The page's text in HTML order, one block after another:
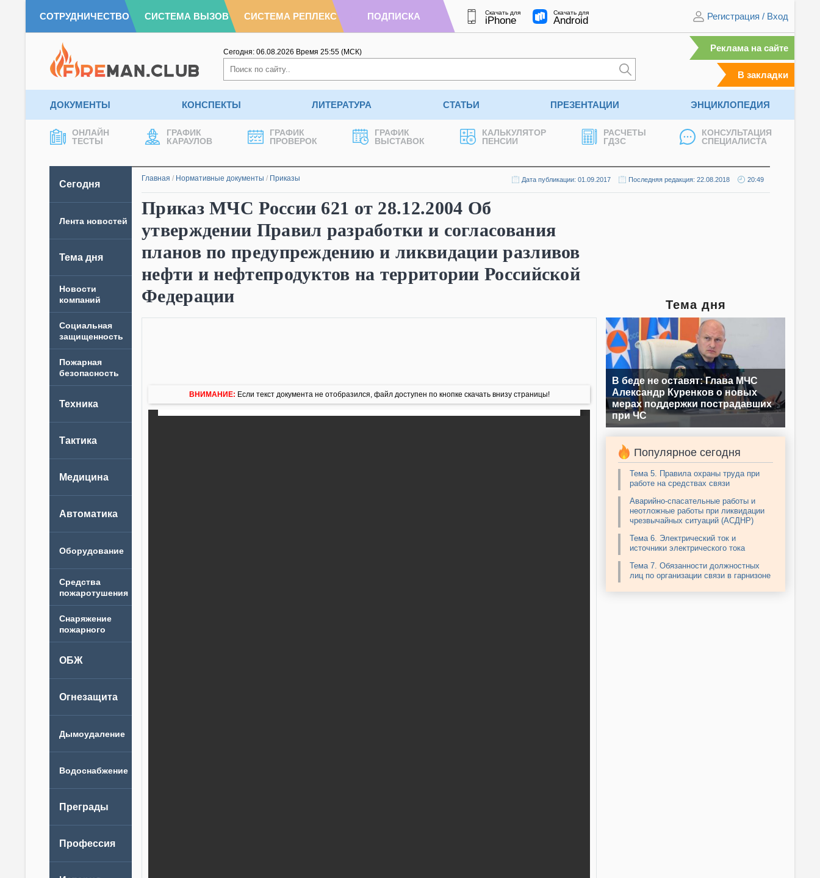
СОТРУДНИЧЕСТВО СИСТЕМА ВЫЗОВ СИСТЕМА РЕПЛЕКС ПОДПИСКА Скачать для
iPhone
Скачать для
Android Регистрация / Вход
Сегодня: 06.08.2026 Время 25:55 (МСК) Реклама на сайте
В закладки
ДОКУМЕНТЫ КОНСПЕКТЫ ЛИТЕРАТУРА СТАТЬИ ПРЕЗЕНТАЦИИ ЭНЦИКЛОПЕДИЯ
ОНЛАЙН
ТЕСТЫ
ГРАФИК
КАРАУЛОВ
ГРАФИК
ПРОВЕРОК
ГРАФИК
ВЫСТАВОК
КАЛЬКУЛЯТОР
ПЕНСИИ
РАСЧЕТЫ
ГДЗС
КОНСУЛЬТАЦИЯ
СПЕЦИАЛИСТА
Сегодня
Лента новостей
Тема дня
Новости
компаний
Главная / Нормативные документы / Приказы Дата публикации: 01.09.2017 Последняя редакция: 22.08.2018 20:49
Приказ МЧС России 621 от 28.12.2004 Об
утверждении Правил разработки и согласования
планов по предупреждению и ликвидации разливов
нефти и нефтепродуктов на территории Российской
Федерации
ВНИМАНИЕ: Если текст документа не отобразился, файл доступен по кнопке скачать внизу страницы!
Тема дня
В беде не оставят: Глава МЧС
Александр Куренков о новых
мерах поддержки пострадавших
при ЧС
Популярное сегодня
Тема 5. Правила охраны труда при
работе на средствах связи
Аварийно-спасательные работы и
неотложные работы при ликвидации
чрезвычайных ситуаций (АСДНР)
Тема 6. Электрический ток и
источники электрического тока
Тема 7. Обязанности должностных
лиц по организации связи в гарнизоне